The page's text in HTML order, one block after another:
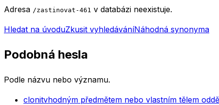
Adresa /zastinovat-461 v databázi neexistuje.
Hledat na úvoduZkusit vyhledáváníNáhodná synonyma
Podobná hesla
Podle názvu nebo významu.
clonitvhodným předmětem nebo vlastním tělem